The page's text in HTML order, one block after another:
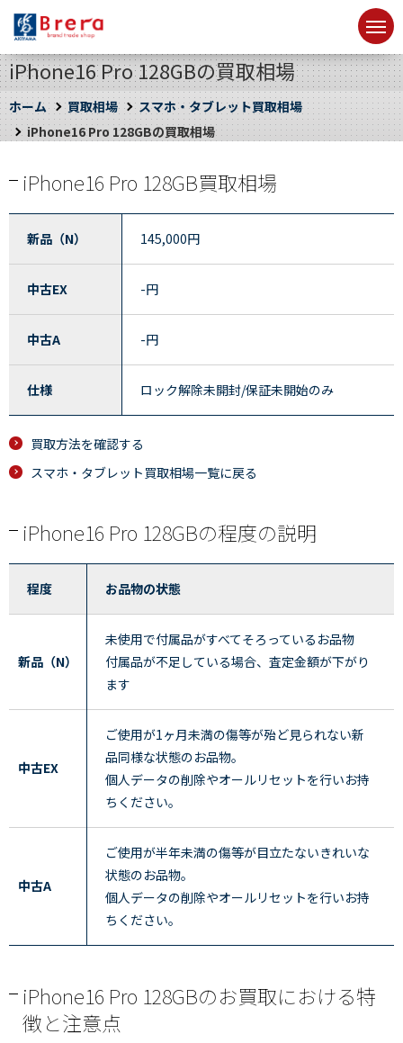
iPhone16 Pro 128GBの買取相場
ホーム 買取相場
スマホ・タブレット買取相場
iPhone16 Pro 128GBの買取相場
iPhone16 Pro 128GB買取相場
新品（N） 145,000円
中古EX -円
中古A -円
仕様 ロック解除未開封/保証未開始のみ
買取方法を確認する
スマホ・タブレット買取相場一覧に戻る
iPhone16 Pro 128GBの程度の説明
程度 お品物の状態
新品（N）
未使用で付属品がすべてそろっているお品物
付属品が不足している場合、査定金額が下がり
ます
中古EX
ご使用が1ヶ月未満の傷等が殆ど見られない新
品同様な状態のお品物。
個人データの削除やオールリセットを行いお持
ちください。
中古A
ご使用が半年未満の傷等が目立たないきれいな
状態のお品物。
個人データの削除やオールリセットを行いお持
ちください。
iPhone16 Pro 128GBのお買取における特
徴と注意点